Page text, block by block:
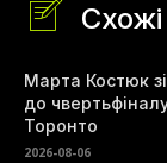
Марта Костюк
до
Торонто
2026-08-06